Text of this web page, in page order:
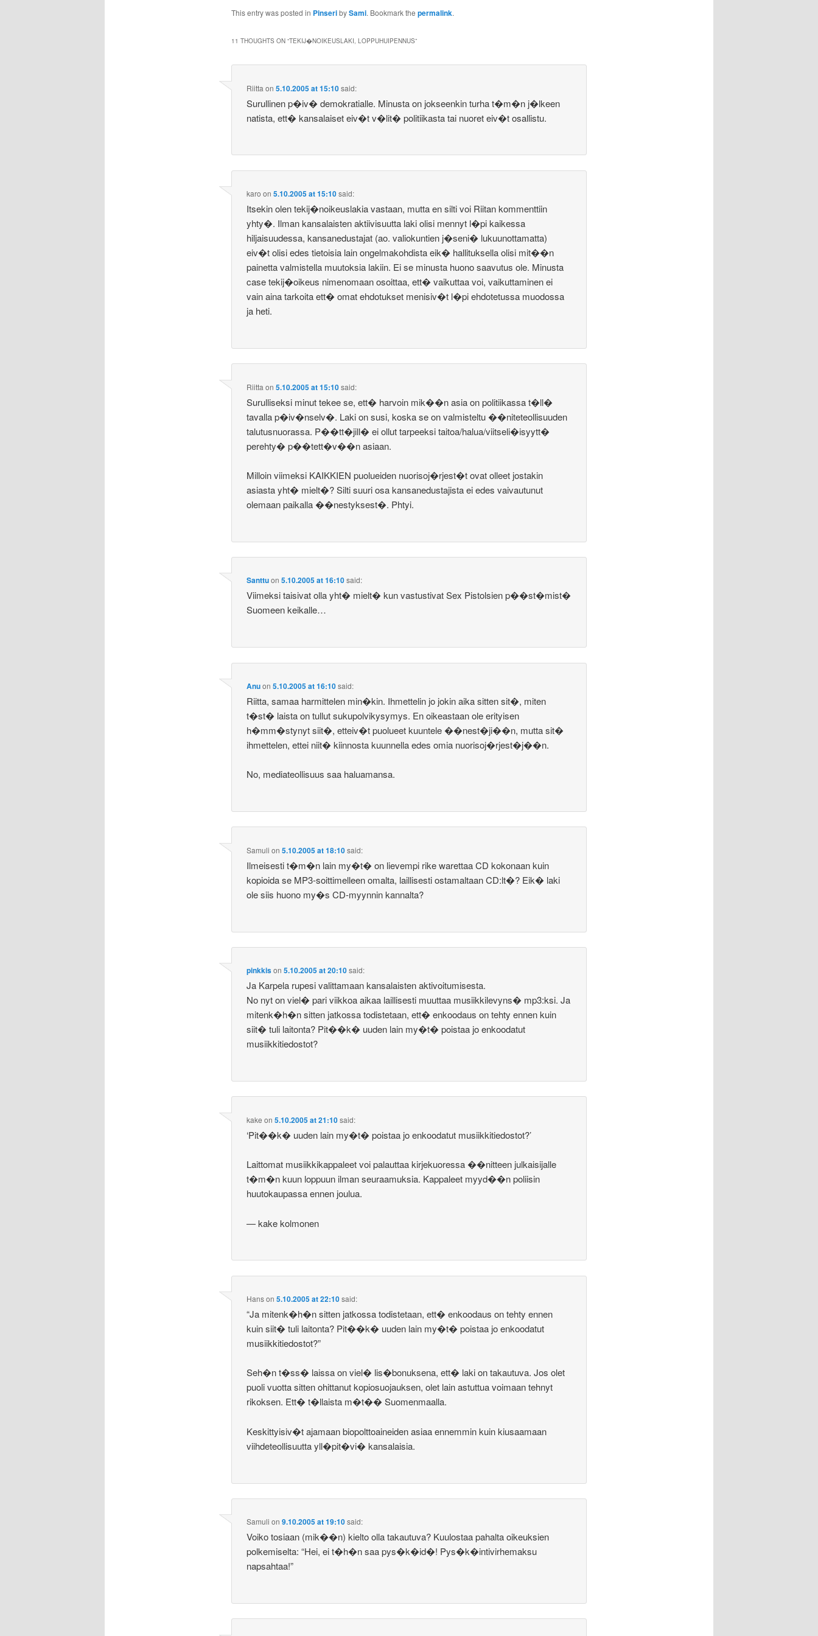
This entry was posted in PinseribySami. Bookmark the permalink.
11 THOUGHTS ON “TEKIJ�NOIKEUSLAKI, LOPPUHUIPENNUS”
Riitta on5.10.2005 at 15:10said:
Surullinen p�iv� demokratialle. Minusta on jokseenkin turha t�m�n j�lkeen
natista, ett� kansalaiset eiv�t v�lit� politiikasta tai nuoret eiv�t osallistu.
karo on5.10.2005 at 15:10said:
Itsekin olen tekij�noikeuslakia vastaan, mutta en silti voi Riitan kommenttiin
yhty�. Ilman kansalaisten aktiivisuutta laki olisi mennyt l�pi kaikessa
hiljaisuudessa, kansanedustajat (ao. valiokuntien j�seni� lukuunottamatta)
eiv�t olisi edes tietoisia lain ongelmakohdista eik� hallituksella olisi mit��n
painetta valmistella muutoksia lakiin. Ei se minusta huono saavutus ole. Minusta
case tekij�oikeus nimenomaan osoittaa, ett� vaikuttaa voi, vaikuttaminen ei
vain aina tarkoita ett� omat ehdotukset menisiv�t l�pi ehdotetussa muodossa
ja heti.
Riitta on5.10.2005 at 15:10said:
Surulliseksi minut tekee se, ett� harvoin mik��n asia on politiikassa t�ll�
tavalla p�iv�nselv�. Laki on susi, koska se on valmisteltu ��niteteollisuuden
talutusnuorassa. P��tt�jill� ei ollut tarpeeksi taitoa/halua/viitseli�isyytt�
perehty� p��tett�v��n asiaan.
Milloin viimeksi KAIKKIEN puolueiden nuorisoj�rjest�t ovat olleet jostakin
asiasta yht� mielt�? Silti suuri osa kansanedustajista ei edes vaivautunut
olemaan paikalla ��nestyksest�. Phtyi.
Santtuon5.10.2005 at 16:10said:
Viimeksi taisivat olla yht� mielt� kun vastustivat Sex Pistolsien p��st�mist�
Suomeen keikalle…
Anuon5.10.2005 at 16:10said:
Riitta, samaa harmittelen min�kin. Ihmettelin jo jokin aika sitten sit�, miten
t�st� laista on tullut sukupolvikysymys. En oikeastaan ole erityisen
h�mm�stynyt siit�, etteiv�t puolueet kuuntele ��nest�ji��n, mutta sit�
ihmettelen, ettei niit� kiinnosta kuunnella edes omia nuorisoj�rjest�j��n.
No, mediateollisuus saa haluamansa.
Samuli on5.10.2005 at 18:10said:
Ilmeisesti t�m�n lain my�t� on lievempi rike warettaa CD kokonaan kuin
kopioida se MP3-soittimelleen omalta, laillisesti ostamaltaan CD:lt�? Eik� laki
ole siis huono my�s CD-myynnin kannalta?
pinkkison5.10.2005 at 20:10said:
Ja Karpela rupesi valittamaan kansalaisten aktivoitumisesta.
No nyt on viel� pari viikkoa aikaa laillisesti muuttaa musiikkilevyns� mp3:ksi. Ja
mitenk�h�n sitten jatkossa todistetaan, ett� enkoodaus on tehty ennen kuin
siit� tuli laitonta? Pit��k� uuden lain my�t� poistaa jo enkoodatut
musiikkitiedostot?
kake on5.10.2005 at 21:10said:
‘Pit��k� uuden lain my�t� poistaa jo enkoodatut musiikkitiedostot?’
Laittomat musiikkikappaleet voi palauttaa kirjekuoressa ��nitteen julkaisijalle
t�m�n kuun loppuun ilman seuraamuksia. Kappaleet myyd��n poliisin
huutokaupassa ennen joulua.
— kake kolmonen
Hanson5.10.2005 at 22:10said:
“Ja mitenk�h�n sitten jatkossa todistetaan, ett� enkoodaus on tehty ennen
kuin siit� tuli laitonta? Pit��k� uuden lain my�t� poistaa jo enkoodatut
musiikkitiedostot?”
Seh�n t�ss� laissa on viel� lis�bonuksena, ett� laki on takautuva. Jos olet
puoli vuotta sitten ohittanut kopiosuojauksen, olet lain astuttua voimaan tehnyt
rikoksen. Ett� t�llaista m�t�� Suomenmaalla.
Keskittyisiv�t ajamaan biopolttoaineiden asiaa ennemmin kuin kiusaamaan
viihdeteollisuutta yll�pit�vi� kansalaisia.
Samuli on9.10.2005 at 19:10said:
Voiko tosiaan (mik��n) kielto olla takautuva? Kuulostaa pahalta oikeuksien
polkemiselta: “Hei, ei t�h�n saa pys�k�id�! Pys�k�intivirhemaksu
napsahtaa!”